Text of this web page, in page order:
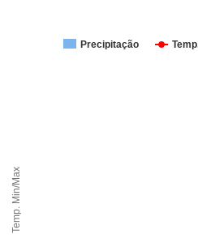
Temp. Min/Max
Precipitação